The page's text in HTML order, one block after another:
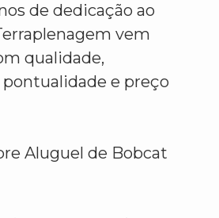
de dedicação ao
vem
qualidade,
e preço
Aluguel de Bobcat